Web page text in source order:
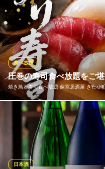
江戸前にぎりと日本料理
西武新宿線本川越駅 徒歩15
埼玉県川越市元町1-13-7
ランチタイムも本格和食をご
『天神御膳』は毎日10食限定
魚介を色とりどりの小鉢とお
リュームはもちろんのこと、
っぱい楽しめるのも魅力。川
す。
個室居酒屋 天神 川越店
九州料理の個室居酒屋
ＪＲ川越線川越駅 徒歩3分
埼玉県川越市脇田本町14-37 1F
圧巻の寿司食べ放題をご
焼き鳥＆寿司食べ放題 個室居酒屋 きた小
食べ放題
当店自慢の寿司食べ放題は、
で本格的なお寿司を心ゆくま
サーモンといった定番のネタ
で、常時豊富なラインナップ
寧に握るお寿司を、お好きな
日本酒